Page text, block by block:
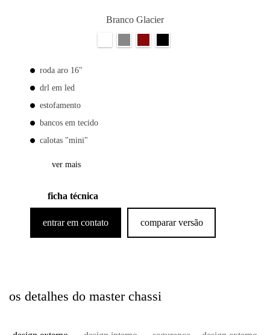
Branco Glacier
roda aro 16"
drl em led
estofamento
bancos em tecido
calotas "mini"
ver mais
ficha técnica
entrar em contato comparar versão
os detalhes do master chassi